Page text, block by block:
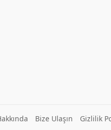
Bize Ulaşın Gizlilik